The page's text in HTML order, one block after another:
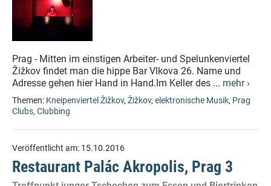
Prag - Mitten im einstigen Arbeiter- und Spelunkenviertel
Žižkov findet man die hippe Bar Vlkova 26. Name und
Adresse gehen hier Hand in Hand.Im Keller des ... mehr ›
Themen: Kneipenviertel Žižkov, Žižkov, elektronische Musik, Prag
Clubs, Clubbing
Veröffentlicht am: 15.10.2016
Restaurant Palác Akropolis, Prag 3